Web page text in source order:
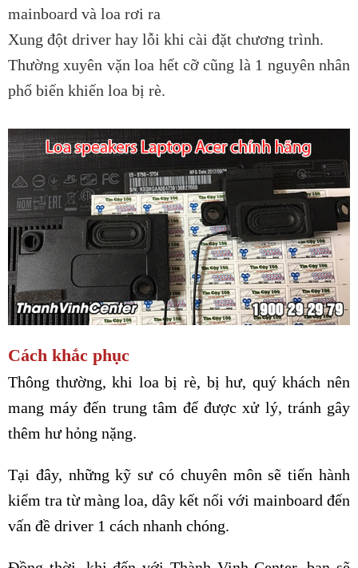
mainboard và loa rơi ra
Xung đột driver hay lỗi khi cài đặt chương trình.
Thường xuyên vặn loa hết cỡ cũng là 1 nguyên nhân
phổ biến khiến loa bị rè.
Cách khắc phục
Thông thường, khi loa bị rè, bị hư, quý khách nên
mang máy đến trung tâm để được xử lý, tránh gây
thêm hư hỏng nặng.
Tại đây, những kỹ sư có chuyên môn sẽ tiến hành
kiểm tra từ màng loa, dây kết nối với mainboard đến
vấn đề driver 1 cách nhanh chóng.